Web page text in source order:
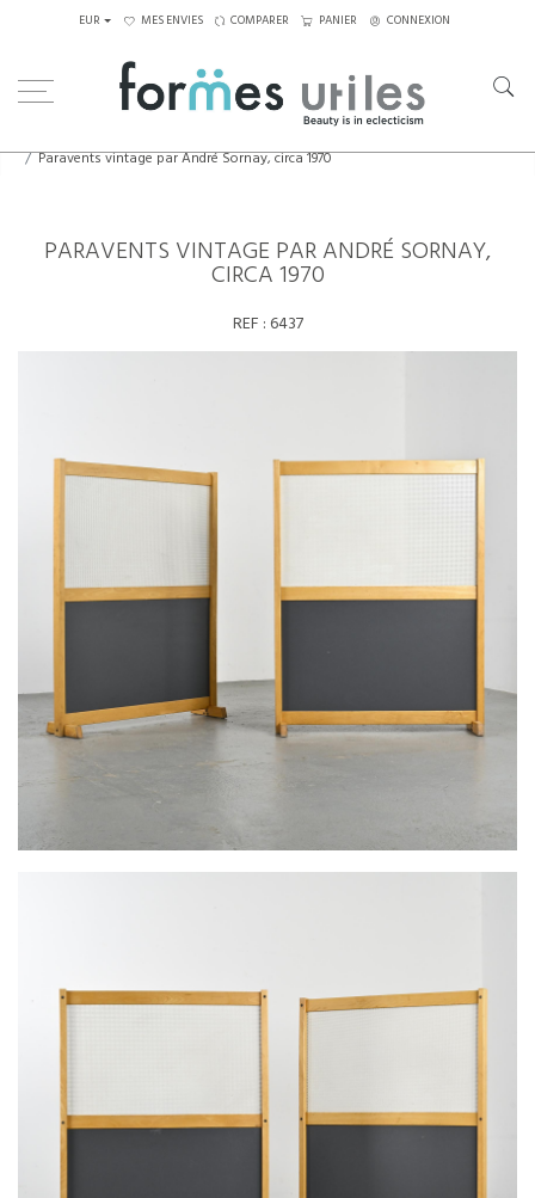
EUR MES ENVIES COMPARER PANIER CONNEXION
Paravents vintage par André Sornay, circa 1970
PARAVENTS VINTAGE PAR ANDRÉ SORNAY,
CIRCA 1970
REF : 6437